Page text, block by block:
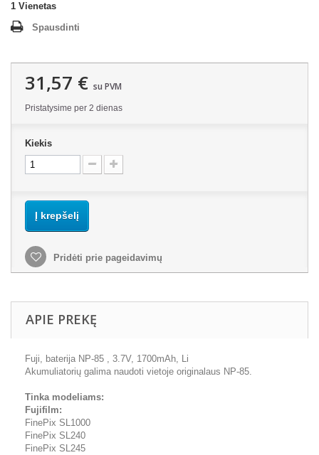
1 Vienetas
Spausdinti
31,57 € su PVM
Pristatysime per 2 dienas
Kiekis
Į krepšelį
Pridėti prie pageidavimų
APIE PREKĘ
Fuji, baterija NP-85 , 3.7V, 1700mAh, Li
Akumuliatorių galima naudoti vietoje originalaus NP-85.
Tinka modeliams:
Fujifilm:
FinePix SL1000
FinePix SL240
FinePix SL245